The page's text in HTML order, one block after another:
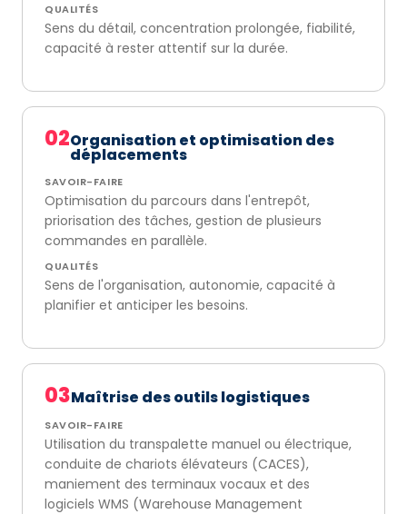
QUALITÉS
Sens du détail, concentration prolongée, fiabilité,
capacité à rester attentif sur la durée.
02Organisation et optimisation des
déplacements
SAVOIR-FAIRE
Optimisation du parcours dans l'entrepôt,
priorisation des tâches, gestion de plusieurs
commandes en parallèle.
QUALITÉS
Sens de l'organisation, autonomie, capacité à
planifier et anticiper les besoins.
03Maîtrise des outils logistiques
SAVOIR-FAIRE
Utilisation du transpalette manuel ou électrique,
conduite de chariots élévateurs (CACES),
maniement des terminaux vocaux et des
logiciels WMS (Warehouse Management